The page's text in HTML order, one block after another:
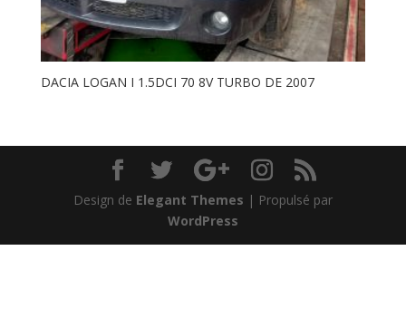
DACIA LOGAN I 1.5DCI 70 8V TURBO DE 2007
Design de Elegant Themes | Propulsé par
WordPress